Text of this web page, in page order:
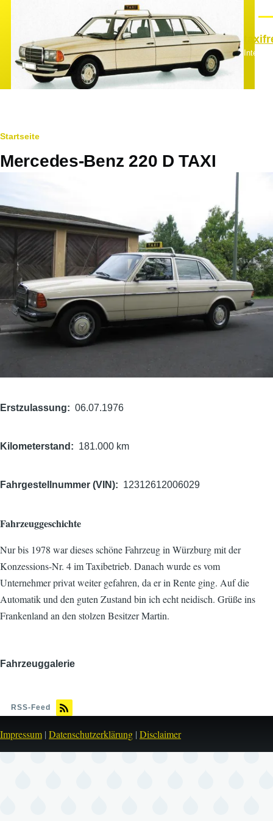
Pfadnavigation
Startseite
Mercedes-Benz 220 D TAXI
Erstzulassung 06.07.1976
Kilometerstand 181.000 km
Fahrgestellnummer (VIN) 12312612006029
Fahrzeuggeschichte
Nur bis 1978 war dieses schöne Fahrzeug in Würzburg mit der
Konzessions-Nr. 4 im Taxibetrieb. Danach wurde es vom
Unternehmer privat weiter gefahren, da er in Rente ging. Auf die
Automatik und den guten Zustand bin ich echt neidisch. Grüße ins
Frankenland an den stolzen Besitzer Martin.
Fahrzeuggalerie
RSS-Feed
Impressum | Datenschutzerklärung | Disclaimer